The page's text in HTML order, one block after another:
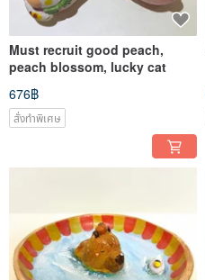
Must recruit good peach,
peach blossom, lucky cat
676฿
สั่งทำพิเศษ